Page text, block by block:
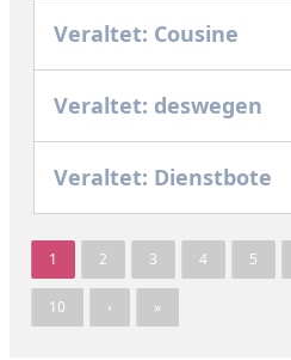
Veraltet: Cousine
Veraltet: deswegen
Veraltet: Dienstbote
1 2 3 4 5
10 › »